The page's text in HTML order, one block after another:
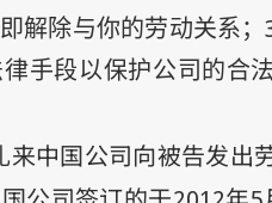
解除与你的劳动关系；
手段以保护公司的合
来中国公司向被告发出